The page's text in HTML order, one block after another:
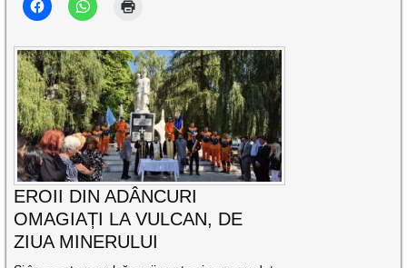
EROII DIN ADÂNCURI
OMAGIAȚI LA VULCAN, DE
ZIUA MINERULUI